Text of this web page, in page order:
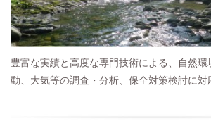
豊富な実績と高度な専門技術による、自然環
動、大気等の調査・分析、保全対策検討に対